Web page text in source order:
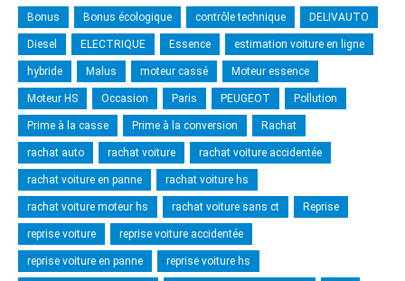
Bonus Bonus écologique contrôle technique DELIVAUTO
Diesel ELECTRIQUE Essence estimation voiture en ligne
hybride Malus moteur cassé Moteur essence
Moteur HS Occasion Paris PEUGEOT Pollution
Prime à la casse Prime à la conversion Rachat
rachat auto rachat voiture rachat voiture accidentée
rachat voiture en panne rachat voiture hs
rachat voiture moteur hs rachat voiture sans ct Reprise
reprise voiture reprise voiture accidentée
reprise voiture en panne reprise voiture hs